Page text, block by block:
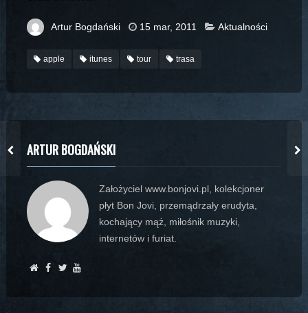
Artur Bogdański 15 mar, 2011 Aktualności
apple itunes tour trasa
ARTUR BOGDAŃSKI
Założyciel www.bonjovi.pl, kolekcjoner
płyt Bon Jovi, przemądrzały erudyta,
kochający mąż, miłośnik muzyki,
internetów i furiat.